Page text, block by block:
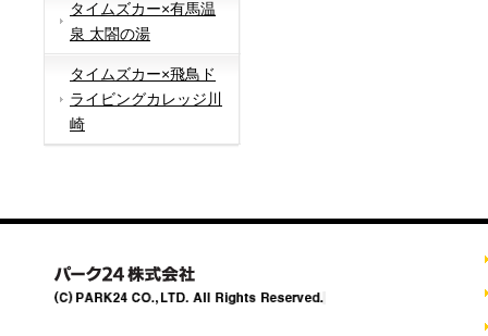
タイムズカー×有馬温
泉 太閤の湯
タイムズカー×飛鳥ド
ライビングカレッジ川
崎